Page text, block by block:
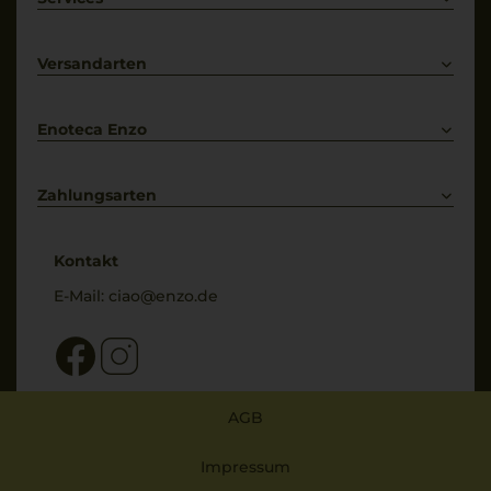
Kontakt
Versandarten
Enoteca Enzo
Bewertungs-Richtlinien
Zahlungsarten
Kontakt
E-Mail: ciao@enzo.de
AGB
Impressum